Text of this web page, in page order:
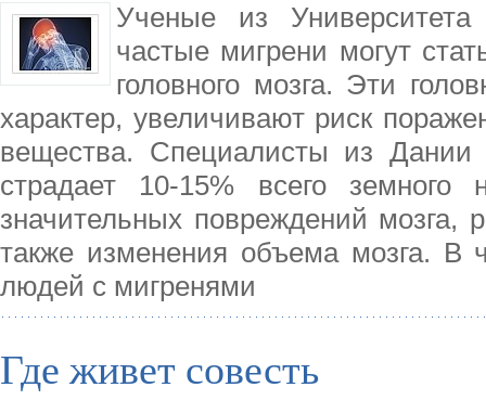
Ученые из
частые мигрени могут
головного мозга. Эти
характер, увеличивают риск
вещества. Специалисты из Дании
страдает 10-15% всего земного
значительных повреждений мозга,
также изменения объема мозга. В
людей с мигренями
Где живет совесть